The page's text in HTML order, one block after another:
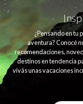
¿Pensando en tu
aventura? Conocé
recomendaciones,
destinos en tendencia
vivás unas vacaciones